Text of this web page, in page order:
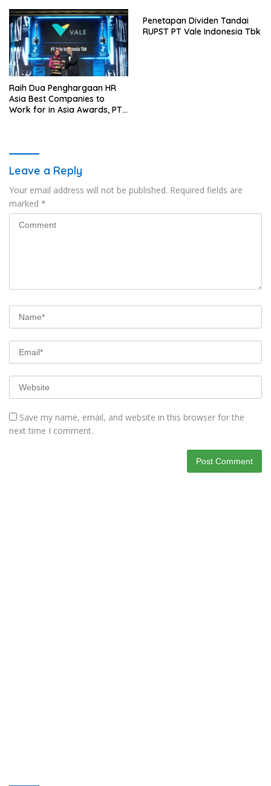
Raih Dua Penghargaan HR
Asia Best Companies to
Work for in Asia Awards, PT
pada Manusia
Penetapan Dividen Tandai
RUPST PT Vale Indonesia Tbk
Leave a Reply
Your email address will not be published. Required fields are
marked *
Save my name, email, and website in this browser for the
next time I comment.